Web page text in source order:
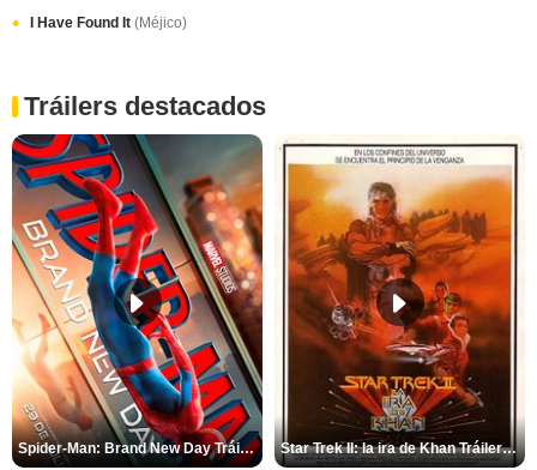
I Have Found It (Méjico)
Tráilers destacados
Spider-Man: Brand New Day Tráiler (3) Star Trek II: la ira de Khan Tráiler VO